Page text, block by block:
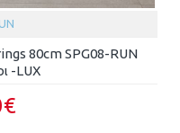
80cm SPG08-RUN
-LUX